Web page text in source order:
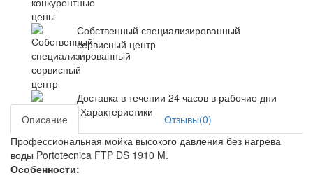
Собственный специализированный
сервисный центр
Доставка в течении 24 часов в рабочие дни
Описание
Характеристики
Отзывы(0)
Профессиональная мойка высокого давления без нагрева
воды Portotecnica FTP DS 1910 M.
Особенности: